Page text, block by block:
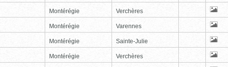
Montérégie Verchères
Montérégie Varennes
Montérégie Sainte-Julie
Montérégie Verchères